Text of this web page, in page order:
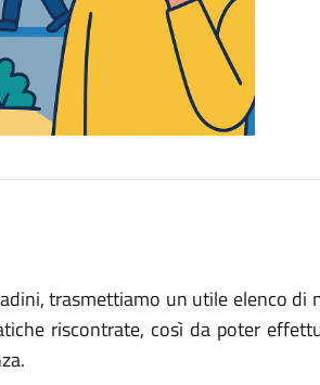
trasmettiamo un utile elenco di
riscontrate, così da poter